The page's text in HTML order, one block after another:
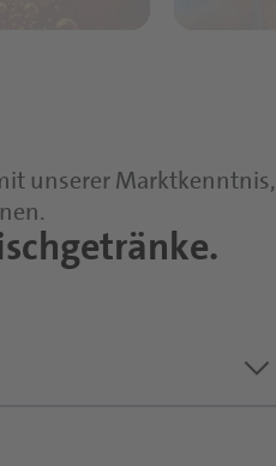
unserer Marktkenntnis,
keyboard_arrow_down